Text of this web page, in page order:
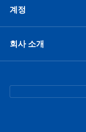
계정
회사 소개